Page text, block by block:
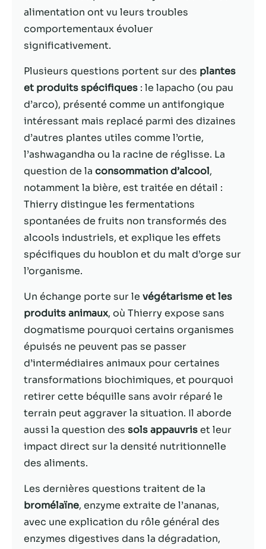
alimentation ont vu leurs troubles
comportementaux évoluer
significativement.
Plusieurs questions portent sur des plantes
et produits spécifiques : le lapacho (ou pau
d’arco), présenté comme un antifongique
intéressant mais replacé parmi des dizaines
d’autres plantes utiles comme l’ortie,
l’ashwagandha ou la racine de réglisse. La
question de la consommation d’alcool,
notamment la bière, est traitée en détail :
Thierry distingue les fermentations
spontanées de fruits non transformés des
alcools industriels, et explique les effets
spécifiques du houblon et du malt d’orge sur
l’organisme.
Un échange porte sur le végétarisme et les
produits animaux, où Thierry expose sans
dogmatisme pourquoi certains organismes
épuisés ne peuvent pas se passer
d’intermédiaires animaux pour certaines
transformations biochimiques, et pourquoi
retirer cette béquille sans avoir réparé le
terrain peut aggraver la situation. Il aborde
aussi la question des sols appauvriset leur
impact direct sur la densité nutritionnelle
des aliments.
Les dernières questions traitent de la
bromélaïne, enzyme extraite de l’ananas,
avec une explication du rôle général des
enzymes digestives dans la dégradation,
puissions
améliorer la
fonctionnalité
et la structure
du site Web,
de la façon
dont le site
Web est
utilisé.
Experience
Afin que notre
fonctionne
de votre visite.
Si vous refusez
ces cookies,
certaines
fonctionnalités
disparaîtront
Marketing
En partageant
votre intérêt et
votre
visitez notre
site, vous
chances de
voir du